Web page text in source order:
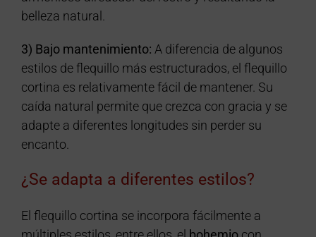
belleza natural.
3) Bajo mantenimiento: A diferencia de algunos
estilos de flequillo más estructurados, el flequillo
cortina es relativamente fácil de mantener. Su
caída natural permite que crezca con gracia y se
adapte a diferentes longitudes sin perder su
encanto.
¿Se adapta a diferentes estilos?
El flequillo cortina se incorpora fácilmente a